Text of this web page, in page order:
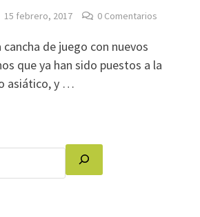
15 febrero, 2017 0 Comentarios
de juego con nuevos
que ya han sido puestos a la
asiático, y …